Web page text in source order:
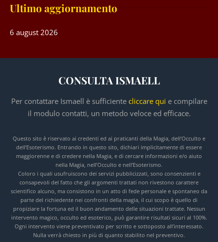
Ultimo aggiornamento
6 august 2026
CONSULTA ISMAELL
Per contattare Ismaell è sufficiente cliccare qui e compilare
il modulo contatti, un metodo veloce ed efficace.
Questo sito è riservato ai credenti ed ai praticanti della Magia, dell’Occulto e
dell’Esoterismo. Entrando in questo sito, dichiari implicitamente di essere
maggiorenne e di credere nella Magia, e di cercare informazioni e/o aiuto
nella Magia, nell’Occulto e nell’Esoterismo.
Coloro i quali usufruiscono dei servizi pubblicizzati, sono consenzienti e
consapevoli del fatto che gli argomenti trattati non rivestono carattere
scientifico alcuno, ma consistono in un atto di fede personale e spontaneo da
parte del richiedente nei confronti della magia, il cui scopo è quello di
propiziare la fortuna ed il buon andamento delle situazioni trattate. Nessun
intervento magico, occulto ed esoterico, può garantire risultati sicuri al 100%.
Ogni intervento viene preventivato per scritto e sottoposto all’interessato.
Nulla verrà chiesto in più di quanto stabilito nel preventivo.